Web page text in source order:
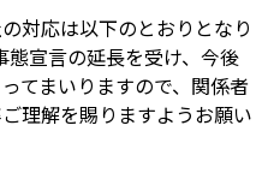
対応は以下のとおりとなり
宣言の延長を受け、今後
てまいりますので、関係者
理解を賜りますようお願い